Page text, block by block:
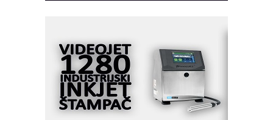
KIP KOP – napredna rešenja za
savremene industrijske i logističke
objekte
Alba d.o.o. – 35 godina preciznosti u
metrologiji i pametnim dozirnim
rešenjima